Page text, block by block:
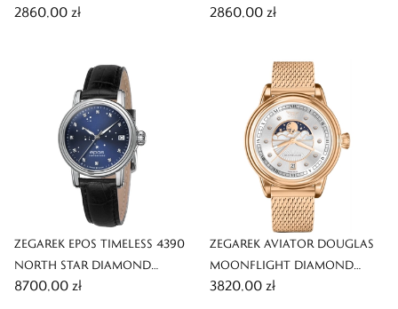
EDITION
2860,00 zł
EDITION
2860,00 zł
ZEGAREK EPOS TIMELESS 4390
NORTH STAR DIAMOND
AUTOMATIC
8700,00 zł
ZEGAREK AVIATOR DOUGLAS
MOONFLIGHT DIAMOND
EDITION
3820,00 zł